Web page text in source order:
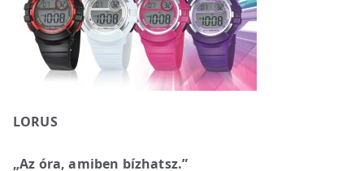
LORUS
„Az óra, amiben bízhatsz.”